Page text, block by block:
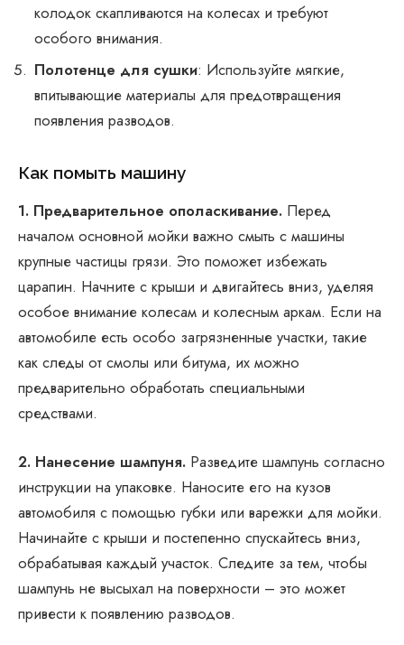
колодок скапливаются на колесах и требуют
особого внимания.
Полотенце для сушки: Используйте мягкие,
впитывающие материалы для предотвращения
появления разводов.
Как помыть машину
1. Предварительное ополаскивание. Перед
началом основной мойки важно смыть с машины
крупные частицы грязи. Это поможет избежать
царапин. Начните с крыши и двигайтесь вниз, уделяя
особое внимание колесам и колесным аркам. Если на
автомобиле есть особо загрязненные участки, такие
как следы от смолы или битума, их можно
предварительно обработать специальными
средствами.
2. Нанесение шампуня. Разведите шампунь согласно
инструкции на упаковке. Наносите его на кузов
автомобиля с помощью губки или варежки для мойки.
Начинайте с крыши и постепенно спускайтесь вниз,
обрабатывая каждый участок. Следите за тем, чтобы
шампунь не высыхал на поверхности – это может
привести к появлению разводов.